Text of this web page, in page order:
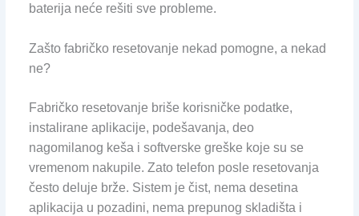
baterija neće rešiti sve probleme.
Zašto fabričko resetovanje nekad pomogne, a nekad
ne?
Fabričko resetovanje briše korisničke podatke,
instalirane aplikacije, podešavanja, deo
nagomilanog keša i softverske greške koje su se
vremenom nakupile. Zato telefon posle resetovanja
često deluje brže. Sistem je čist, nema desetina
aplikacija u pozadini, nema prepunog skladišta i